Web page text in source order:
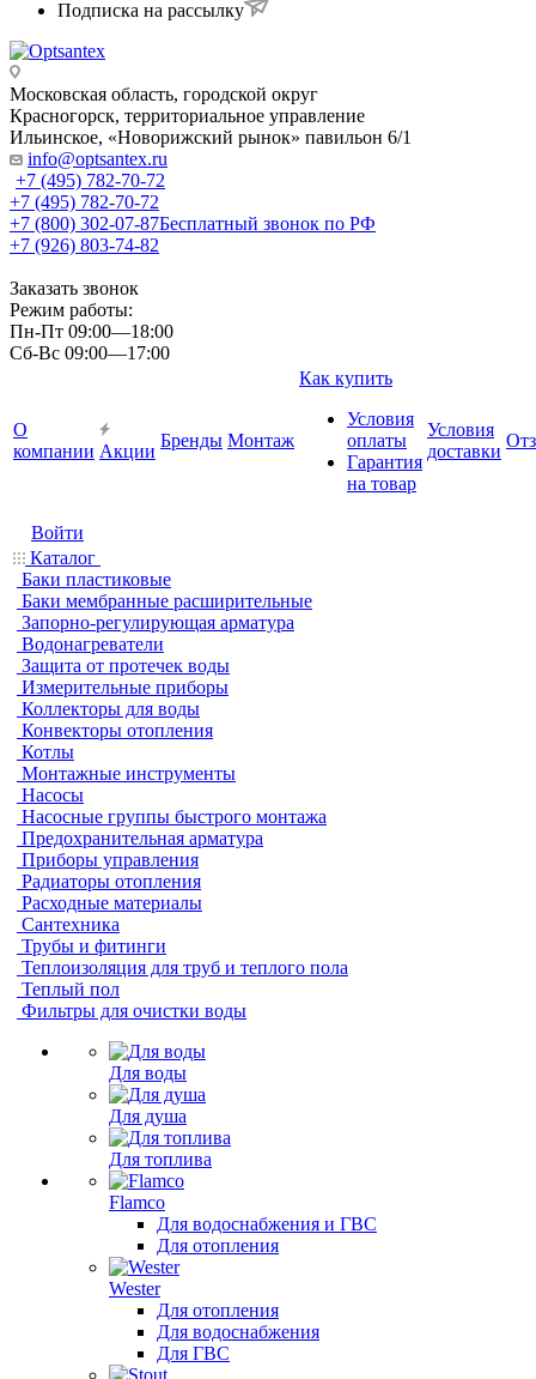
Подписка на рассылку
Московская область, городской округ
Красногорск, территориальное управление
Ильинское, «Новорижский рынок» павильон 6/1
info@optsantex.ru
+7 (495) 782-70-72
+7 (495) 782-70-72
+7 (800) 302-07-87Бесплатный звонок по РФ
+7 (926) 803-74-82
Заказать звонок
Режим работы:
Пн-Пт 09:00—18:00
Сб-Вс 09:00—17:00
О
компании Акции
Бренды Монтаж
Как купить
Условия
оплаты
Гарантия
на товар
Условия
доставки
Войти
Каталог
Баки пластиковые
Баки мембранные расширительные
Запорно-регулирующая арматура
Водонагреватели
Защита от протечек воды
Измерительные приборы
Коллекторы для воды
Конвекторы отопления
Котлы
Монтажные инструменты
Насосы
Насосные группы быстрого монтажа
Предохранительная арматура
Приборы управления
Радиаторы отопления
Расходные материалы
Сантехника
Трубы и фитинги
Теплоизоляция для труб и теплого пола
Теплый пол
Фильтры для очистки воды
Для воды
Для душа
Для топлива
Flamco
Для водоснабжения и ГВС
Для отопления
Wester
Для отопления
Для водоснабжения
Для ГВС